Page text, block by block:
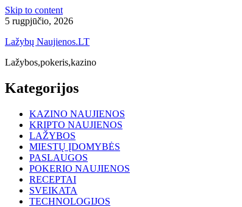
Skip to content
5 rugpjūčio, 2026
Lažybų Naujienos.LT
Lažybos,pokeris,kazino
Kategorijos
KAZINO NAUJIENOS
KRIPTO NAUJIENOS
LAŽYBOS
MIESTŲ ĮDOMYBĖS
PASLAUGOS
POKERIO NAUJIENOS
RECEPTAI
SVEIKATA
TECHNOLOGIJOS